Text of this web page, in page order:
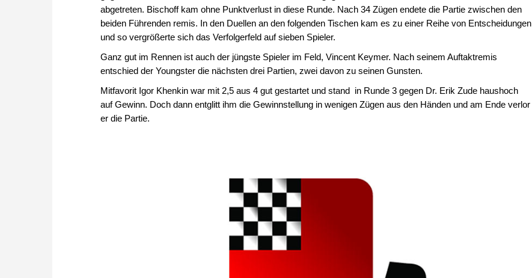
abgetreten. Bischoff kam ohne Punktverlust in diese Runde. Nach 34 Zügen endete die Partie zwischen den
beiden Führenden remis. In den Duellen an den folgenden Tischen kam es zu einer Reihe von Entscheidungen
und so vergrößerte sich das Verfolgerfeld auf sieben Spieler.
Ganz gut im Rennen ist auch der jüngste Spieler im Feld, Vincent Keymer. Nach seinem Auftaktremis
entschied der Youngster die nächsten drei Partien, zwei davon zu seinen Gunsten.
Mitfavorit Igor Khenkin war mit 2,5 aus 4 gut gestartet und stand in Runde 3 gegen Dr. Erik Zude haushoch
auf Gewinn. Doch dann entglitt ihm die Gewinnstellung in wenigen Zügen aus den Händen und am Ende verlor
er die Partie.